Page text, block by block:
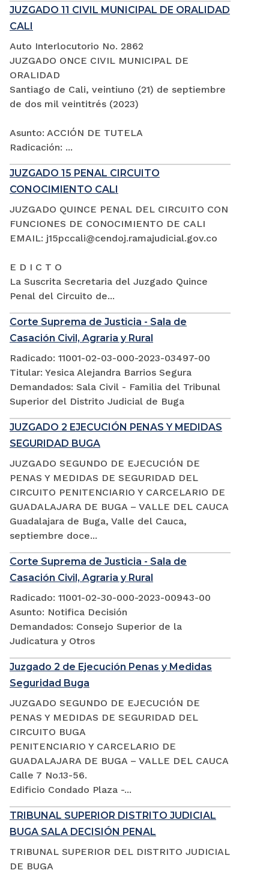
JUZGADO 11 CIVIL MUNICIPAL DE ORALIDAD
CALI
Auto Interlocutorio No. 2862
JUZGADO ONCE CIVIL MUNICIPAL DE
ORALIDAD
Santiago de Cali, veintiuno (21) de septiembre
de dos mil veintitrés (2023)
Asunto: ACCIÓN DE TUTELA
Radicación: ...
JUZGADO 15 PENAL CIRCUITO
CONOCIMIENTO CALI
JUZGADO QUINCE PENAL DEL CIRCUITO CON
FUNCIONES DE CONOCIMIENTO DE CALI
EMAIL: j15pccali@cendoj.ramajudicial.gov.co
E D I C T O
La Suscrita Secretaria del Juzgado Quince
Penal del Circuito de...
Corte Suprema de Justicia - Sala de
Casación Civil, Agraria y Rural
Radicado: 11001-02-03-000-2023-03497-00
Titular: Yesica Alejandra Barrios Segura
Demandados: Sala Civil - Familia del Tribunal
Superior del Distrito Judicial de Buga
JUZGADO 2 EJECUCIÓN PENAS Y MEDIDAS
SEGURIDAD BUGA
JUZGADO SEGUNDO DE EJECUCIÓN DE
PENAS Y MEDIDAS DE SEGURIDAD DEL
CIRCUITO PENITENCIARIO Y CARCELARIO DE
GUADALAJARA DE BUGA – VALLE DEL CAUCA
Guadalajara de Buga, Valle del Cauca,
septiembre doce...
Corte Suprema de Justicia - Sala de
Casación Civil, Agraria y Rural
Radicado: 11001-02-30-000-2023-00943-00
Asunto: Notifica Decisión
Demandados: Consejo Superior de la
Judicatura y Otros
Juzgado 2 de Ejecución Penas y Medidas
Seguridad Buga
JUZGADO SEGUNDO DE EJECUCIÓN DE
PENAS Y MEDIDAS DE SEGURIDAD DEL
CIRCUITO BUGA
PENITENCIARIO Y CARCELARIO DE
GUADALAJARA DE BUGA – VALLE DEL CAUCA
Calle 7 No.13-56.
Edificio Condado Plaza -...
TRIBUNAL SUPERIOR DISTRITO JUDICIAL
BUGA SALA DECISIÓN PENAL
TRIBUNAL SUPERIOR DEL DISTRITO JUDICIAL
DE BUGA